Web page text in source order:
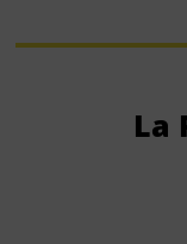
La